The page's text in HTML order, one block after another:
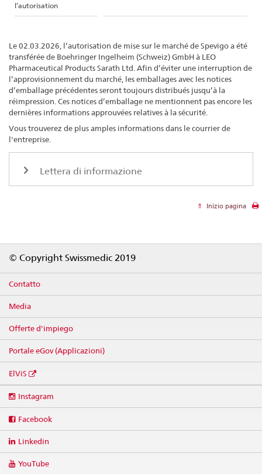
l’autorisation
Le 02.03.2026, l’autorisation de mise sur le marché de Spevigo a été
transférée de Boehringer Ingelheim (Schweiz) GmbH à LEO
Pharmaceutical Products Sarath Ltd. Afin d’éviter une interruption de
l’approvisionnement du marché, les emballages avec les notices
d’emballage précédentes seront toujours distribués jusqu’à la
réimpression. Ces notices d’emballage ne mentionnent pas encore les
dernières informations approuvées relatives à la sécurité.
Vous trouverez de plus amples informations dans le courrier de
l'entreprise.
Lettera di informazione
Inizio pagina
© Copyright Swissmedic 2019
Contatto
Media
Offerte d'impiego
Portale eGov (Applicazioni)
ElViS
media
Instagram
Facebook
Linkedin
YouTube